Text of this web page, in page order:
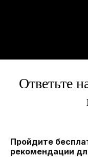
Ответьте
Пройдите
рекомендации